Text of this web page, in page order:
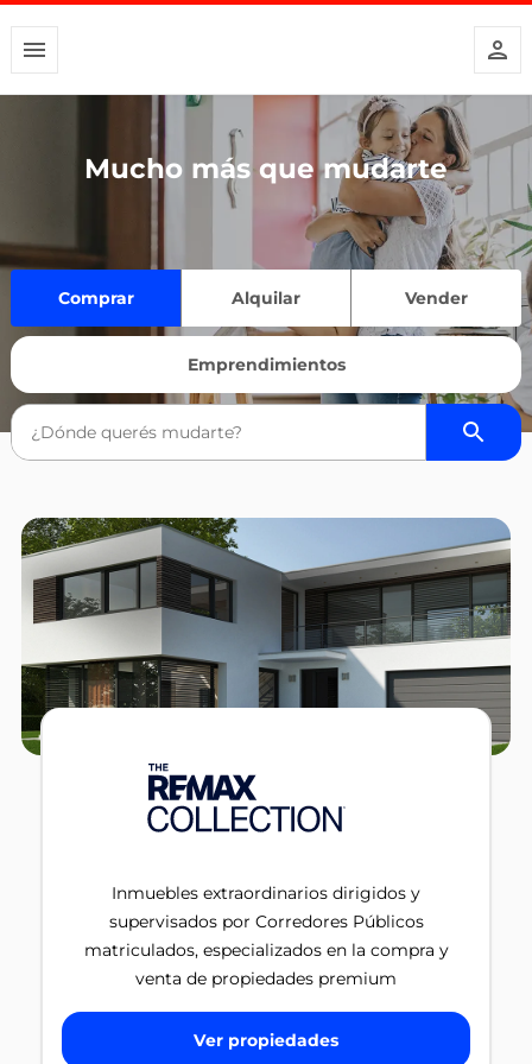
Mucho más que mudarte
Comprar Alquilar Vender
Emprendimientos
Inmuebles extraordinarios dirigidos y
supervisados por Corredores Públicos
matriculados, especializados en la compra y
venta de propiedades premium
Ver propiedades